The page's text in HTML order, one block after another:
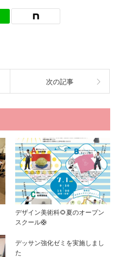
次の記事
デザイン美術科🌻夏のオープン
スクール🛟
デッサン強化ゼミを実施しまし
た